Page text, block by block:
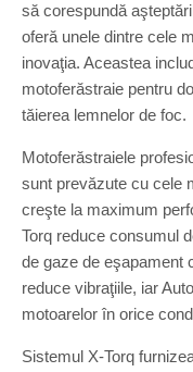
să corespundă
oferă unele dintre cele
inovaţia. Aceastea
motoferăstraie pentru
tăierea lemnelor de foc.
Motoferăstraiele
sunt prevăzute cu cele
creşte la maximum
Torq reduce consumul
de gaze de eşapament
reduce vibraţiile, iar
motoarelor în orice
Sistemul X-Torq